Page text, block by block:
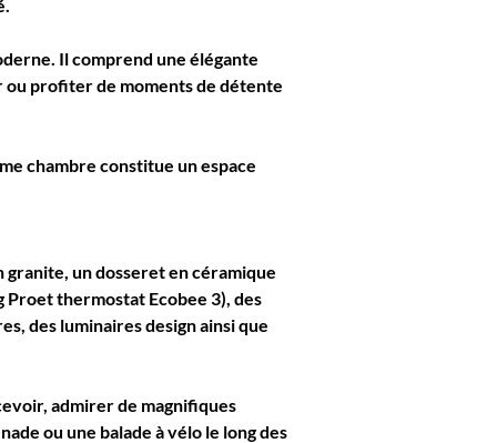
Il comprend une élégante
ou profiter de moments de détente
chambre constitue un espace
granite, un dosseret en céramique
Proet thermostat Ecobee 3), des
des luminaires design ainsi que
admirer de magnifiques
ou une balade à vélo le long des